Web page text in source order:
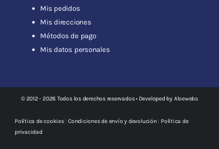
Mis pedidos
Mis direcciones
Métodos de pago
Mis datos personales
© 2012 - 2026 Todos los derechos reservados • Developed by Aloewebs
Política de cookies|Condiciones de envío y devolución| Política de
privacidad